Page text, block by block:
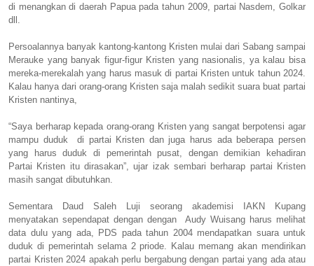
di menangkan di daerah Papua pada tahun 2009, partai Nasdem, Golkar
dll.
Persoalannya banyak kantong-kantong Kristen mulai dari Sabang sampai
Merauke yang banyak figur-figur Kristen yang nasionalis, ya kalau bisa
mereka-merekalah yang harus masuk di partai Kristen untuk tahun 2024.
Kalau hanya dari orang-orang Kristen saja malah sedikit suara buat partai
Kristen nantinya,
“Saya berharap kepada orang-orang Kristen yang sangat berpotensi agar
mampu duduk di partai Kristen dan juga harus ada beberapa persen
yang harus duduk di pemerintah pusat, dengan demikian kehadiran
Partai Kristen itu dirasakan”, ujar izak sembari berharap partai Kristen
masih sangat dibutuhkan.
Sementara Daud Saleh Luji seorang akademisi IAKN Kupang
menyatakan sependapat dengan dengan Audy Wuisang harus melihat
data dulu yang ada, PDS pada tahun 2004 mendapatkan suara untuk
duduk di pemerintah selama 2 priode. Kalau memang akan mendirikan
partai Kristen 2024 apakah perlu bergabung dengan partai yang ada atau